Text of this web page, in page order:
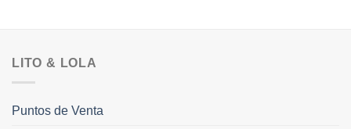
LITO & LOLA
Puntos de Venta